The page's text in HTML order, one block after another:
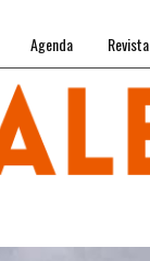
Agenda Revista